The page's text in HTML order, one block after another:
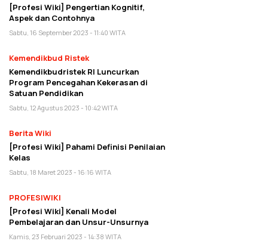
[Profesi Wiki] Pengertian Kognitif,
Aspek dan Contohnya
Sabtu, 16 September 2023 - 11:40 WITA
Kemendikbud Ristek
Kemendikbudristek RI Luncurkan
Program Pencegahan Kekerasan di
Satuan Pendidikan
Sabtu, 12 Agustus 2023 - 10:42 WITA
Berita Wiki
[Profesi Wiki] Pahami Definisi Penilaian
Kelas
Sabtu, 18 Maret 2023 - 16:16 WITA
PROFESIWIKI
[Profesi Wiki] Kenali Model
Pembelajaran dan Unsur-Unsurnya
Kamis, 23 Februari 2023 - 14:38 WITA